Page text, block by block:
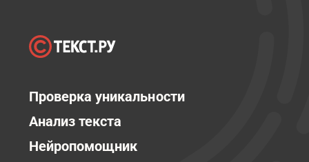
Проверка уникальности
Анализ текста
Нейропомощник